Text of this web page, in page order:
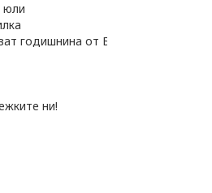
юли
годишнина от Бузлуджанския
ни!